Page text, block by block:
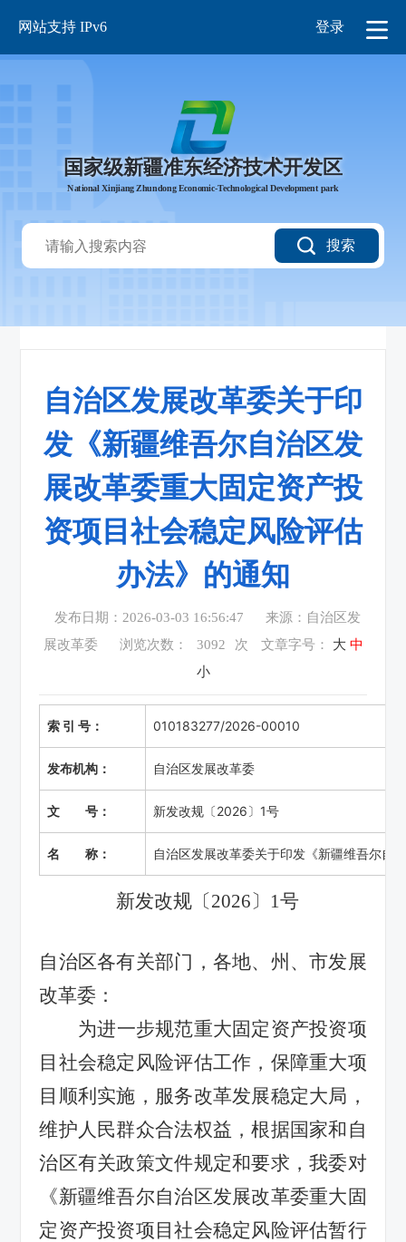
网站支持 IPv6 登录
国家级新疆准东经济技术开发区
National Xinjiang Zhundong Economic-Technological Development park
搜索
自治区发展改革委关于印
发《新疆维吾尔自治区发
展改革委重大固定资产投
资项目社会稳定风险评估
办法》的通知
发布日期：2026-03-03 16:56:47
来源：自治区发
展改革委
浏览次数： 3092 次 文章字号： 大 中
小
索 引 号： 010183277/2026-00010
发布机构： 自治区发展改革委
文 号： 新发改规〔2026〕1号
名 称： 自治区发展改革委关于印发《新疆维吾尔自
新发改规〔2026〕 1号
自治区各有关部门 ，各地、州、市发展
改革委：
为进一步规范重大固定资产投资项
目社会稳定风险评估工作，保障重大项
目顺利实施，服务改革发展稳定大局，
维护人民群众合法权益，根据国家和自
治区有关政策文件规定和要求，我委对
《新疆维吾尔自治区发展改革委重大固
定资产投资项目社会稳定风险评估暂行